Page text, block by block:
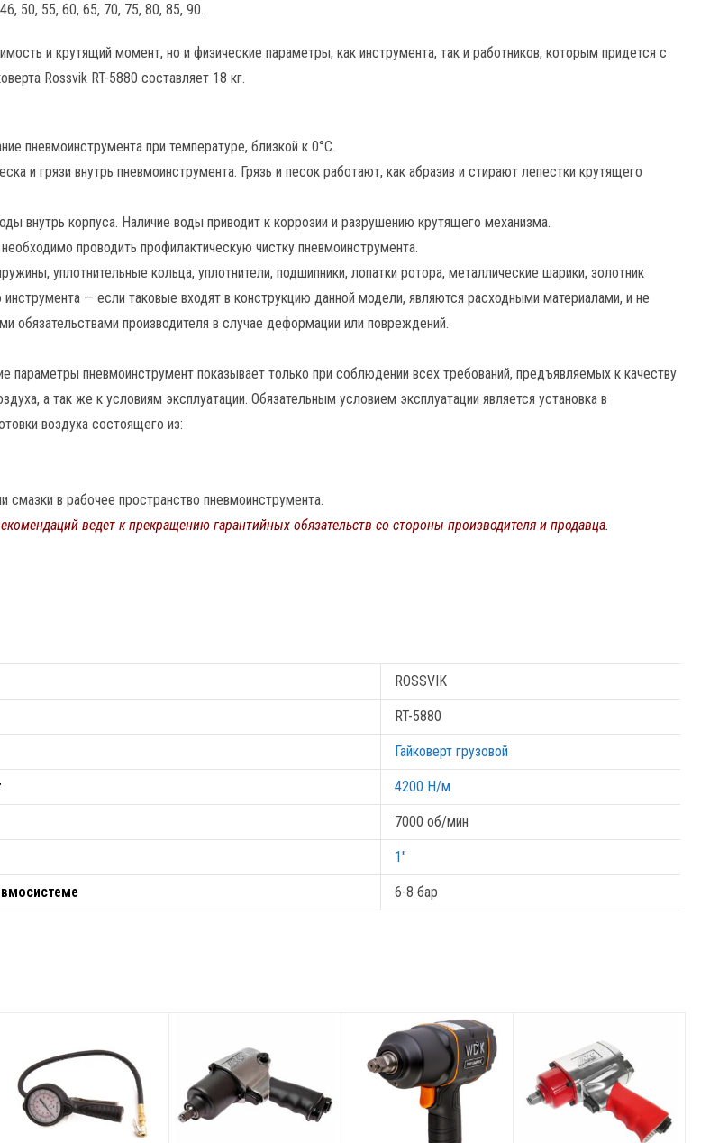
50, 55, 60, 65, 70, 75, 80, 85, 90.
и крутящий момент, но и физические параметры, как инструмента, так и работников, которым придется с
Rossvik RT-5880 составляет 18 кг.
пневмоинструмента при температуре, близкой к 0°C.
и грязи внутрь пневмоинструмента. Грязь и песок работают, как абразив и стирают лепестки крутящего
внутрь корпуса. Наличие воды приводит к коррозии и разрушению крутящего механизма.
проводить профилактическую чистку пневмоинструмента.
уплотнительные кольца, уплотнители, подшипники, лопатки ротора, металлические шарики, золотник
инструмента — если таковые входят в конструкцию данной модели, являются расходными материалами, и не
обязательствами производителя в случае деформации или повреждений.
параметры пневмоинструмент показывает только при соблюдении всех требований, предъявляемых к качеству
а так же к условиям эксплуатации. Обязательным условием эксплуатации является установка в
воздуха состоящего из:
смазки в рабочее пространство пневмоинструмента.
ведет к прекращению гарантийных обязательств со стороны производителя и продавца.
ROSSVIK
RT-5880
Гайковерт грузовой
4200 Н/м
7000 об/мин
1"
6-8 бар
НЕТ В НАЛИЧИИ